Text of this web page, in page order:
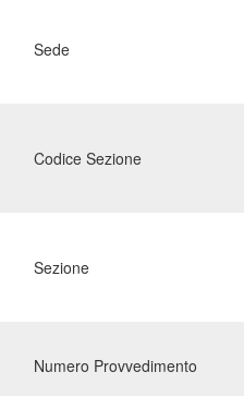
Sede
Codice Sezione
Sezione
Numero Provvedimento